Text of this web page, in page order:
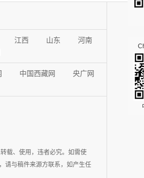
江西 山东
河南
中国西藏网
央广网
载、使用，违者必究。如需使
请与稿件来源方联系，如产生任